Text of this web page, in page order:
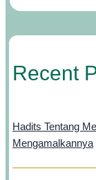
Recent
Hadits Tentang
Mengamalkannya